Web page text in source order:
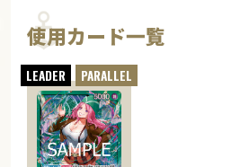
使用カード一覧